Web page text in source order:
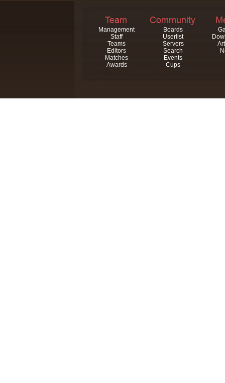
Management
Staff
Teams
Editors
Matches
Awards
Boards
Userlist
Servers
Search
Events
Cups